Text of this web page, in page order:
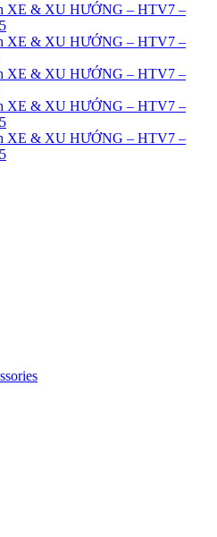
XE & XU HƯỚNG – HTV7 –
XE & XU HƯỚNG – HTV7 –
XE & XU HƯỚNG – HTV7 –
XE & XU HƯỚNG – HTV7 –
XE & XU HƯỚNG – HTV7 –